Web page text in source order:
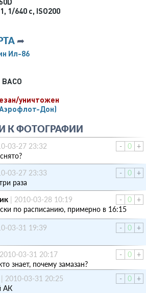
, 1/640 с, ISO200
➦
Ил-86
ВАСО
уничтожен
Дон)
К ФОТОГРАФИИ
- 0 +
03-27 23:32
-
0 +
03-27 23:33
раза
-
0 +
| 2010-03-28 10:19
по расписанию, примерно в 16:15
- 0 +
03-31 19:39
-
0 +
2010-03-31 20:17
знает, почему замазан?
-
0 +
| 2010-03-31 20:25
АК